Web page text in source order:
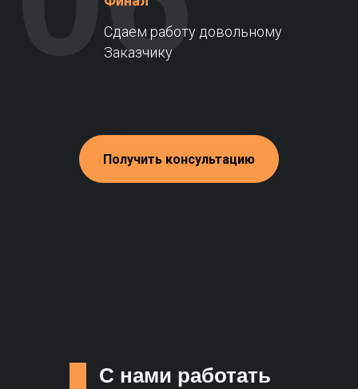
Сдаем работу довольному
Заказчику
Получить консультацию
С нами работать